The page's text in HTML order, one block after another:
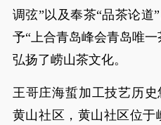
调弦”以及奉茶“品茶论道
予“上合青岛峰会青岛唯
弘扬了崂山茶文化。
王哥庄海蜇加工技艺历
黄山社区，黄山社区位于